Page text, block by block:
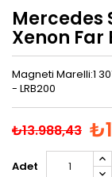
Mercedes
Xenon Far
Magneti Marelli:1
- LRB200
₺13.988,43
Adet